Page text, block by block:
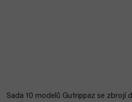
Sada 10 modelů Gutrippaz se zbrojí